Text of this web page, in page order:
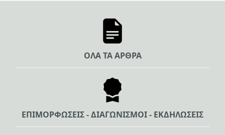
ΟΛΑ ΤΑ ΑΡΘΡΑ
ΕΠΙΜΟΡΦΩΣΕΙΣ - ΔΙΑΓΩΝΙΣΜΟΙ - ΕΚΔΗΛΩΣΕΙΣ